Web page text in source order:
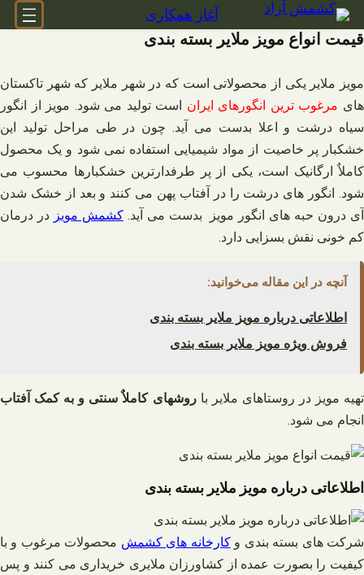
رفتن
به
محتوا
آغاز همکاری
قیمت انواع مویز ملایر بسته بندی
مویز ملایر یکی از محصولاتی است که در شهر ملایر که شهر تاکستان
های مرغوب ترین انگورهای ایران است تولید می شود. مویز از انگور
سیاه درشت و اعلا بدست می آید. چون در طی مراحل تولید این
خشکبار پر خاصیت از مواد شیمیایی استفاده نمی شود و یک محصول
کاملاٌ ارگانیک است، یکی از پر طرفدارترین خشکبارها محسوب می
شود. انگور های درشت را در آفتاب پهن می کنند و بعد از خشک شدن
آی درون حبه های انگور مویز بدست می آید.کشمش مویز در درمان
کم خونی نقش بسزایی دارد.
آنچه در این مقاله می‌خوانید:
اطلاعاتی درباره مویز ملایر بسته بندی
فروش ویژه مویز ملایر بسته بندی
تهیه مویز در روستاهای ملایر باروشهای کاملاٌ سنتی و به کمک آفتاب
انجام می شود.
اطلاعاتی درباره مویز ملایر بسته بندی
شرکت های بسته بندی وکارخانه های کشمش محصولات مرغوب و با
کیفیت را بصورت عمده از کشاورزان ملایری خریداری می کنند و پس